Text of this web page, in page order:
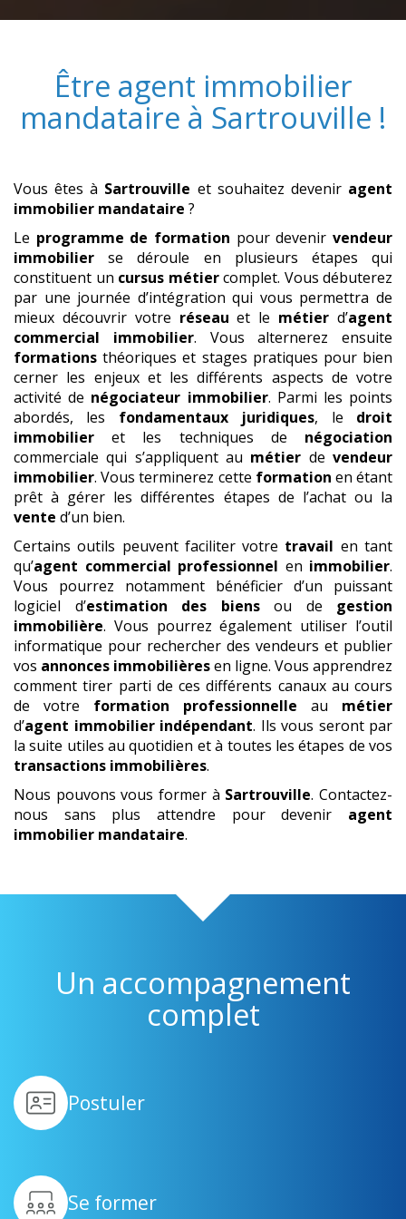
Être agent immobilier
mandataire à Sartrouville !
Vous êtes à Sartrouville et souhaitez devenir agent
immobilier mandataire ?
Le programme de formation pour devenirvendeur
immobilier se déroule en plusieurs étapes qui
constituent un cursus métiercomplet. Vous débuterez
par une journée d’intégration qui vous permettra de
mieux découvrir votre réseau et le métierd’agent
commercial
immobilier. Vous alternerez ensuite
formations théoriques et stages pratiques pour bien
cerner les enjeux et les différents aspects de votre
activité de négociateur immobilier. Parmi les points
abordés, les fondamentaux juridiques, le droit
immobilier et les techniques de négociation
commerciale qui s’appliquent au métier devendeur
immobilier. Vous terminerez cette formation en étant
prêt à gérer les différentes étapes de l’achat ou la
vente d’un bien.
Certains outils peuvent faciliter votre travail en tant
qu’agent commercial professionnel en immobilier.
Vous pourrez notamment bénéficier d’un puissant
logiciel d’estimation des biensou de gestion
immobilière. Vous pourrez également utiliser l’outil
informatique pour rechercher des vendeurs et publier
vos annonces immobilièresen ligne. Vous apprendrez
comment tirer parti de ces différents canaux au cours
de votre formation professionnelle au métier
d’agent immobilier indépendant. Ils vous seront par
la suite utiles au quotidien et à toutes les étapes de vos
transactions immobilières.
Nous pouvons vous former à Sartrouville. Contactez-
nous sans plus attendre pour devenir agent
immobilier mandataire.
Un accompagnement
complet
Postuler
Se former